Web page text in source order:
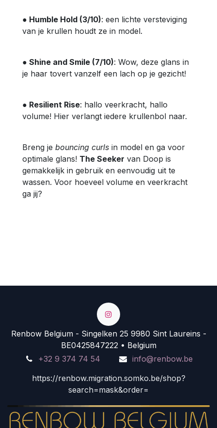
● Humble Hold (3/10): een lichte versteviging
van je krullen houdt ze in model.
● Shine and Smile (7/10): Wow, deze glans in
je haar tovert vanzelf een lach op je gezicht!
● Resilient Rise: hallo veerkracht, hallo
volume! Hier verlangt iedere krullenbol naar.
Breng je bouncing curls in model en ga voor
optimale glans! The Seeker van Doop is
gemakkelijk in gebruik en eenvoudig uit te
wassen. Voor hoeveel volume en veerkracht
ga jij?
Renbow Belgium - Singelken 25 9980 Sint Laureins -
BE0425847222 • Belgium
+32 9 374 74 54
info@renbow.be
https://renbow.migration.somko.be/shop?
search=mask&order=